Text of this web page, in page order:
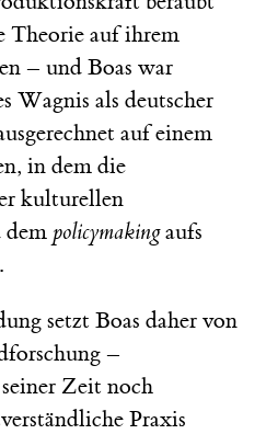
Theorie auf ihrem
– und Boas war
Wagnis als deutscher
auf einem
in dem die
kulturellen
policymakingaufs
setzt Boas daher von
–
Zeit noch
Praxis